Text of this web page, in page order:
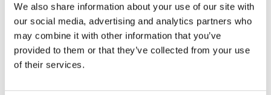
We also share information about your use of our site with
our social media, advertising and analytics partners who
may combine it with other information that you’ve
provided to them or that they’ve collected from your use
of their services.
En Cundinamarca, los hogares realizan compras
más pequeñas, pero con mayor frecuencia.
La región Nororiente del país presenta la mayor
fuga de frecuencia, lo que ralentiza su crecimiento.
mainstreams (marcas promedio) sobre marcas